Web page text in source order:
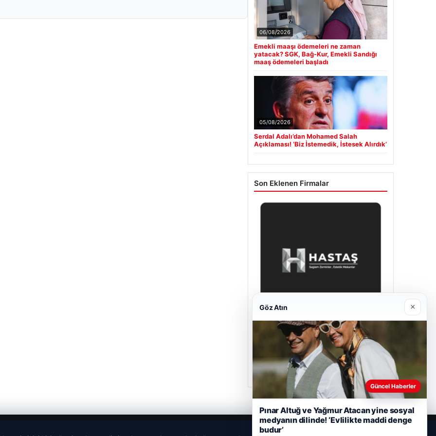
06/08/2026
Emekli maaşı ödemeleri ne zaman
yatacak? SGK, Bağ-Kur, Emekli Sandığı
maaş ödemeleri başladı
05/08/2026
Serdal Adalı’dan Mohamed Salah
Açıklaması! ‘Biz İstemedik, İstesek Alırdık’
Son Eklenen Firmalar
Hastaş Beton
Göz Atın ×
Güncel Haberler
Pınar Altuğ ve Yağmur Atacan yine sosyal
medyanın dilinde! ‘Evlilikte maddi denge
budur’